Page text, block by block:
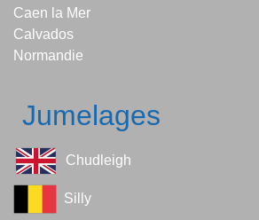
Caen la Mer
Calvados
Normandie
Jumelages
Chudleigh
Silly